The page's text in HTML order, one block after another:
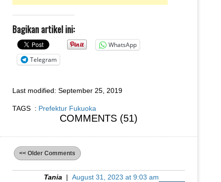
Bagikan artikel ini:
WhatsApp
Telegram
Last modified: September 25, 2019
TAGS : Prefektur Fukuoka
COMMENTS (51)
<< Older Comments
Tania | August 31, 2023 at 9:03 am